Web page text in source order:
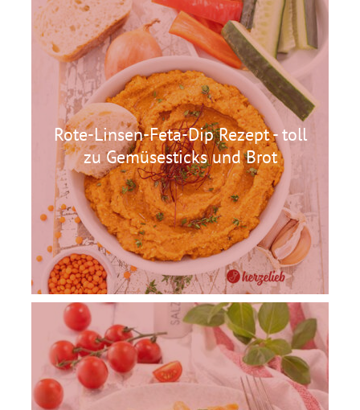
Rote-Linsen-Feta-Dip Rezept - toll
zu Gemüsesticks und Brot